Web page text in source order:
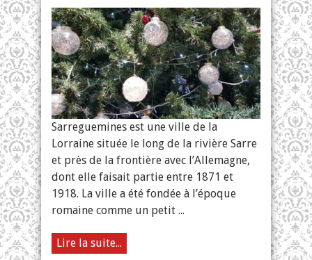
Noël
à
Sarreguemines
Sarreguemines est une ville de la
Lorraine située le long de la rivière Sarre
et près de la frontière avec l’Allemagne,
dont elle faisait partie entre 1871 et
1918. La ville a été fondée à l’époque
romaine comme un petit ...
Lire la suite...